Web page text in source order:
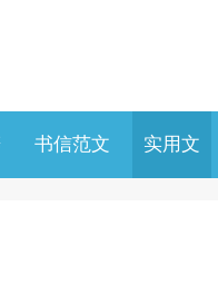
书信范文 实用文